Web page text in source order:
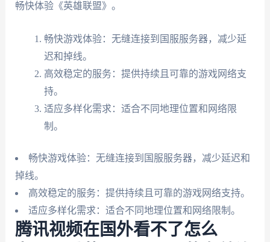
畅快体验《英雄联盟》。
畅快游戏体验：无缝连接到国服服务器，减少延
迟和掉线。
高效稳定的服务：提供持续且可靠的游戏网络支
持。
适应多样化需求：适合不同地理位置和网络限
制。
畅快游戏体验：无缝连接到国服服务器，减少延迟和
掉线。
高效稳定的服务：提供持续且可靠的游戏网络支持。
适应多样化需求：适合不同地理位置和网络限制。
腾讯视频在国外看不了怎么